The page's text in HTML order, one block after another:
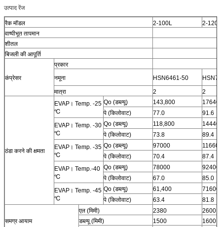
उत्पाद रेंज
रैक मॉडल 2-100L
2-120L
वाष्पीभूत तापमान
शीतल
बिजली की आपूर्ति
कंप्रेसर
प्रकार
नमूना
HSN6461-50
मात्रा
2 2
ठंडा करने की क्षमता
EVAP। Temp. -25
℃
Qo (डब्ल्यू) 143,800
पे (किलोवाट)
77.0
91.6
EVAP। Temp. -30
℃
Qo (डब्ल्यू) 118,800
पे (किलोवाट)
73.8
89.4
EVAP। Temp. -35
℃
Qo (डब्ल्यू) 97000
पे (किलोवाट)
70.4
87.4
EVAP। Temp.-40
℃
Qo (डब्ल्यू) 78000
पे (किलोवाट)
67.0
85.0
EVAP। Temp. -45
℃
Qo (डब्ल्यू) 61,400
पे (किलोवाट)
63.4 81.8
समग्र आयाम
एल (मिमी) 2380
2600
डब्ल्यू (मिमी)
1500
1600